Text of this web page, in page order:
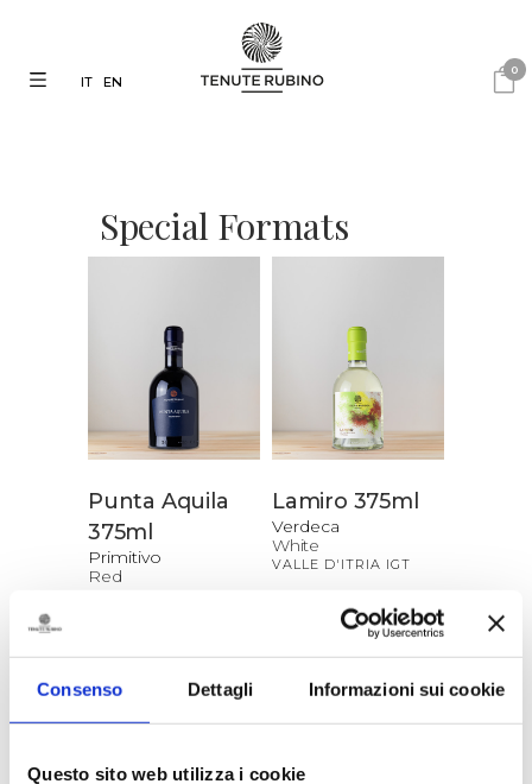
Consenso Dettagli Informazioni sui cookie
Questo sito web utilizza i cookie
0
IT EN
Special Formats
Punta Aquila
375ml
Primitivo
Red
> DISCOVER / BUY
Lamiro 375ml
Verdeca
White
VALLE D'ITRIA IGT
> DISCOVER / BUY